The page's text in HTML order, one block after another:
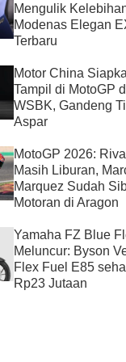
Mengulik
Modenas Elegan
Terbaru
Motor China
Tampil di MotoGP
WSBK, Gandeng
Aspar
MotoGP 2026: Rival
Masih Liburan,
Marquez Sudah
Motoran di Aragon
Yamaha FZ Blue
Meluncur: Byson
Flex Fuel E85
Rp23 Jutaan